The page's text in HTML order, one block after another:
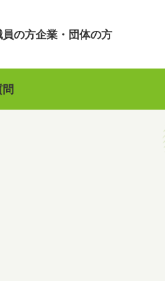
の方企業・団体の方